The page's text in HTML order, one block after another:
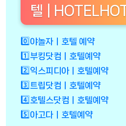
텔 |
0️⃣야놀자ㅣ호텔 예약
1️⃣부킹닷컴ㅣ호텔예약
2️⃣익스피디아ㅣ호텔예약
3️⃣트립닷컴ㅣ호텔예약
4️⃣호텔스닷컴ㅣ호텔예약
5️⃣아고다ㅣ호텔예약